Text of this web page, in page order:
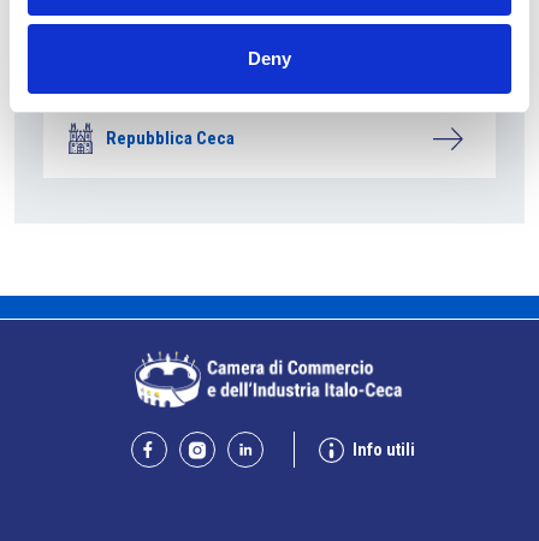
Deny
La società pubblica České dráhy verso la
riconferma nella gara di servizio ferroviario
Repubblica Ceca
Info utili